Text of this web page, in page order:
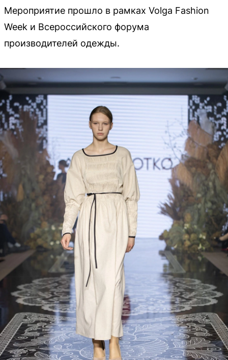
Мероприятие прошло в рамках Volga Fashion
Week и Всероссийского форума
производителей одежды.